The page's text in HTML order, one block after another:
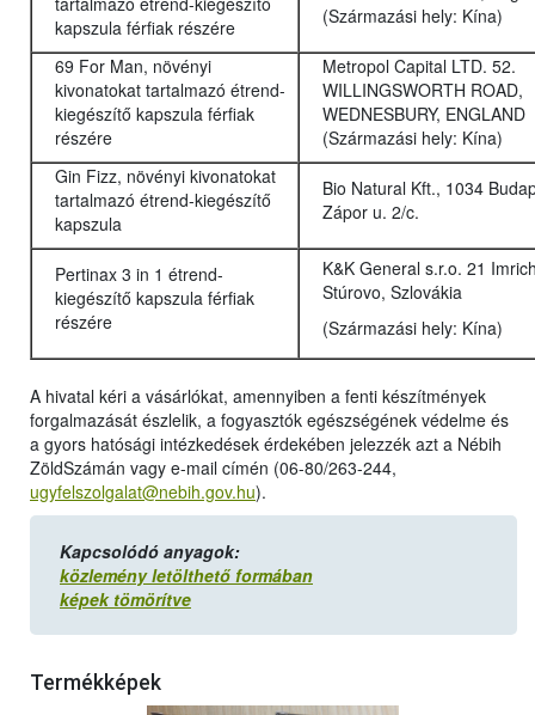
kapszula férfiak részére
(Származási hely: Kína)
69 For Man, növényi
kivonatokat tartalmazó étrend-
kiegészítő kapszula férfiak
részére
Metropol Capital LTD. 52.
WILLINGSWORTH ROAD,
WEDNESBURY, ENGLAND
(Származási hely: Kína)
Gin Fizz, növényi kivonatokat
tartalmazó étrend-kiegészítő
kapszula
Bio Natural Kft., 1034
Zápor u. 2/c.
Pertinax 3 in 1 étrend-
kiegészítő kapszula férfiak
részére
K&K General s.r.o. 21
Stúrovo, Szlovákia
(Származási hely: Kína)
A hivatal kéri a vásárlókat, amennyiben a fenti készítmények
forgalmazását észlelik, a fogyasztók egészségének védelme és
a gyors hatósági intézkedések érdekében jelezzék azt a Nébih
ZöldSzámán vagy e-mail címén (06-80/263-244,
ugyfelszolgalat@nebih.gov.hu).
Kapcsolódó anyagok:
közlemény letölthető formában
képek tömörítve
Termékképek